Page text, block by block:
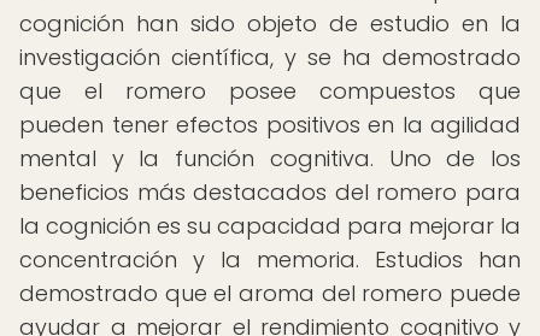
cognición han sido objeto de estudio en la
investigación científica, y se ha demostrado
que el romero posee compuestos que
pueden tener efectos positivos en la agilidad
mental y la función cognitiva. Uno de los
beneficios más destacados del romero para
la cognición es su capacidad para mejorar la
concentración y la memoria. Estudios han
demostrado que el aroma del romero puede
ayudar a mejorar el rendimiento cognitivo y